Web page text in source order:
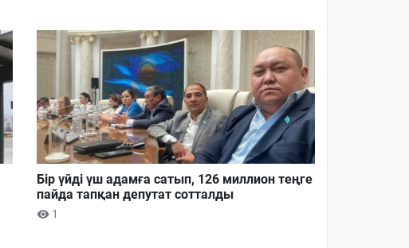
Бір үйді үш адамға сатып, 126 миллион теңге
пайда тапқан депутат сотталды
1